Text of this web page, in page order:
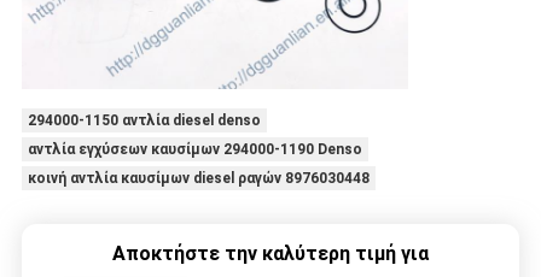
294000-1150 αντλία diesel denso
αντλία εγχύσεων καυσίμων 294000-1190 Denso
κοινή αντλία καυσίμων diesel ραγών 8976030448
Αποκτήστε την καλύτερη τιμή για